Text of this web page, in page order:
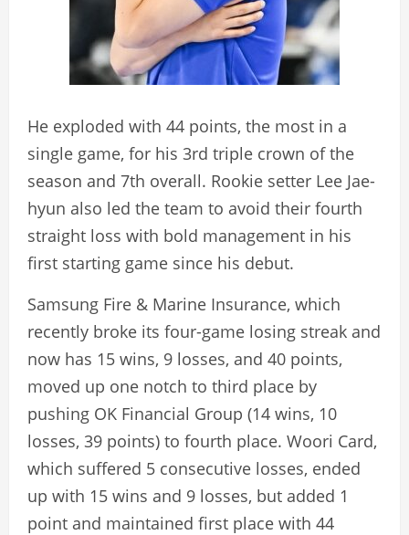
He exploded with 44 points, the most in a
single game, for his 3rd triple crown of the
season and 7th overall. Rookie setter Lee Jae-
hyun also led the team to avoid their fourth
straight loss with bold management in his
first starting game since his debut.
Samsung Fire & Marine Insurance, which
recently broke its four-game losing streak and
now has 15 wins, 9 losses, and 40 points,
moved up one notch to third place by
pushing OK Financial Group (14 wins, 10
losses, 39 points) to fourth place. Woori Card,
which suffered 5 consecutive losses, ended
up with 15 wins and 9 losses, but added 1
point and maintained first place with 44